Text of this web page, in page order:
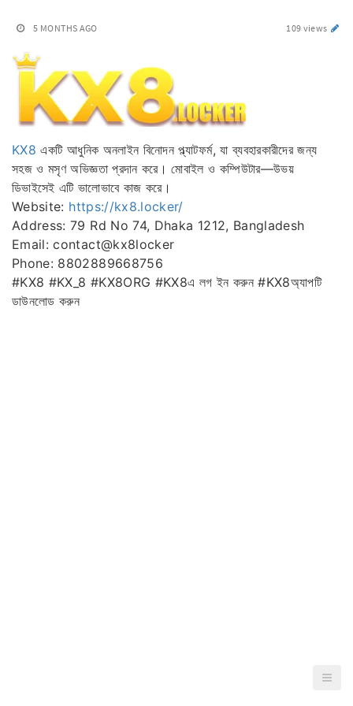
5 MONTHS AGO 109 views
KX8 একটি আধুনিক অনলাইন বিনোদন প্ল্যাটফর্ম, যা ব্যবহারকারীদের জন্য
সহজ ও মসৃণ অভিজ্ঞতা প্রদান করে। মোবাইল ও কম্পিউটার—উভয়
ডিভাইসেই এটি ভালোভাবে কাজ করে।
Website: https://kx8.locker/
Address: 79 Rd No 74, Dhaka 1212, Bangladesh
Email: contact@kx8locker
Phone: 8802889668756
#KX8 #KX_8 #KX8ORG #KX8এ লগ ইন করুন #KX8অ্যাপটি
ডাউনলোড করুন